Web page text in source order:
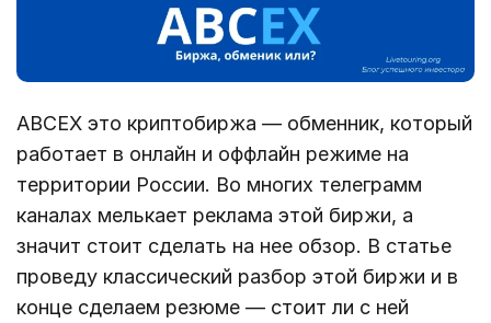
ABCEX это криптобиржа — обменник, который
работает в онлайн и оффлайн режиме на
территории России. Во многих телеграмм
каналах мелькает реклама этой биржи, а
значит стоит сделать на нее обзор. В статье
проведу классический разбор этой биржи и в
конце сделаем резюме — стоит ли с ней